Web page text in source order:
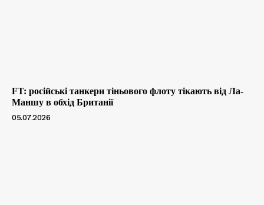
FT: російські танкери тіньового флоту тікають від Ла-
Маншу в обхід Британії
05.07.2026